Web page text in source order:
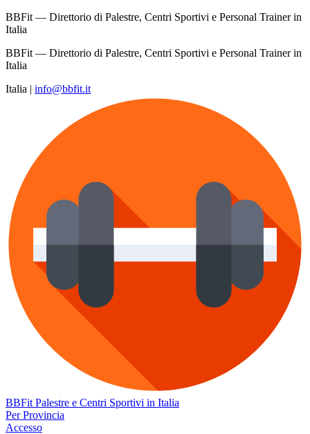
BBFit — Direttorio di Palestre, Centri Sportivi e Personal Trainer in
Italia
BBFit — Direttorio di Palestre, Centri Sportivi e Personal Trainer in
Italia
Italia | info@bbfit.it
BBFit Palestre e Centri Sportivi in Italia
Per Provincia
Accesso